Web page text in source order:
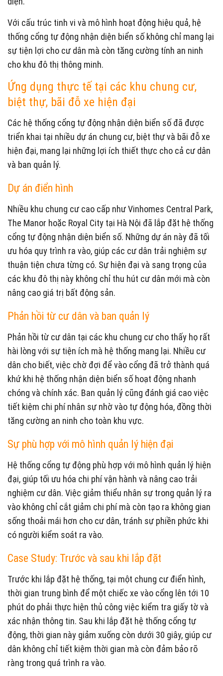
Với cấu trúc tinh vi và mô hình hoạt động hiệu quả, hệ
thống cổng tự động nhận diện biển số không chỉ mang lại
sự tiện lợi cho cư dân mà còn tăng cường tính an ninh
cho khu đô thị thông minh.
Ứng dụng thực tế tại các khu chung cư,
biệt thự, bãi đỗ xe hiện đại
Các hệ thống cổng tự động nhận diện biển số đã được
triển khai tại nhiều dự án chung cư, biệt thự và bãi đỗ xe
hiện đại, mang lại những lợi ích thiết thực cho cả cư dân
và ban quản lý.
Dự án điển hình
Nhiều khu chung cư cao cấp như Vinhomes Central Park,
The Manor hoặc Royal City tại Hà Nội đã lắp đặt hệ thống
cổng tự động nhận diện biển số. Những dự án này đã tối
ưu hóa quy trình ra vào, giúp các cư dân trải nghiệm sự
thuận tiện chưa từng có. Sự hiện đại và sang trọng của
các khu đô thị này không chỉ thu hút cư dân mới mà còn
nâng cao giá trị bất động sản.
Phản hồi từ cư dân và ban quản lý
Phản hồi từ cư dân tại các khu chung cư cho thấy họ rất
hài lòng với sự tiện ích mà hệ thống mang lại. Nhiều cư
dân cho biết, việc chờ đợi để vào cổng đã trở thành quá
khứ khi hệ thống nhận diện biển số hoạt động nhanh
chóng và chính xác. Ban quản lý cũng đánh giá cao việc
tiết kiệm chi phí nhân sự nhờ vào tự động hóa, đồng thời
tăng cường an ninh cho toàn khu vực.
Sự phù hợp với mô hình quản lý hiện đại
Hệ thống cổng tự động phù hợp với mô hình quản lý hiện
đại, giúp tối ưu hóa chi phí vận hành và nâng cao trải
nghiệm cư dân. Việc giảm thiểu nhân sự trong quản lý ra
vào không chỉ cắt giảm chi phí mà còn tạo ra không gian
sống thoải mái hơn cho cư dân, tránh sự phiền phức khi
có người kiểm soát ra vào.
Case Study: Trước và sau khi lắp đặt
Trước khi lắp đặt hệ thống, tại một chung cư điển hình,
thời gian trung bình để một chiếc xe vào cổng lên tới 10
phút do phải thực hiện thủ công việc kiểm tra giấy tờ và
xác nhận thông tin. Sau khi lắp đặt hệ thống cổng tự
động, thời gian này giảm xuống còn dưới 30 giây, giúp cư
dân không chỉ tiết kiệm thời gian mà còn đảm bảo rõ
ràng trong quá trình ra vào.